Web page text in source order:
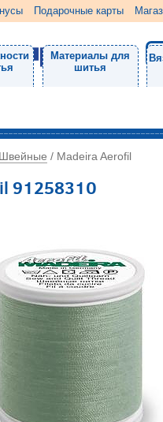
Подарочные карты
Материалы для
шитья
Швейные / Madeira Aerofil
91258310